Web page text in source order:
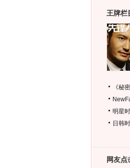
王牌栏
《秘
明星
日韩
网友点